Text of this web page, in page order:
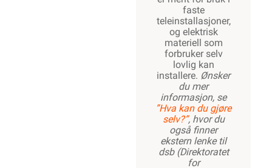
faste
teleinstallasjoner,
og elektrisk
materiell som
forbruker selv
lovlig kan
installere. Ønsker
du mer
informasjon, se
”Hva kan du gjøre
selv?”, hvor du
også finner
ekstern lenke til
dsb (Direktoratet
for